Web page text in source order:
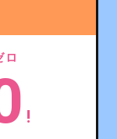
ロ
!